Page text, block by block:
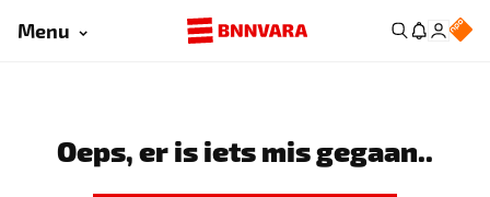
Menu
Oeps, er is iets mis gegaan..